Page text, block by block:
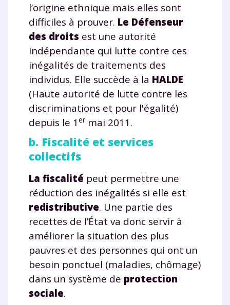
l’origine ethnique mais elles sont
difficiles à prouver. Le Défenseur
des droits est une autorité
indépendante qui lutte contre ces
inégalités de traitements des
individus. Elle succède à la HALDE
(Haute autorité de lutte contre les
discriminations et pour l'égalité)
depuis le 1 ermai 2011.
b. Fiscalité et services
collectifs
La fiscalité peut permettre une
réduction des inégalités si elle est
redistributive. Une partie des
recettes de l’État va donc servir à
améliorer la situation des plus
pauvres et des personnes qui ont un
besoin ponctuel (maladies, chômage)
dans un système de protection
sociale.